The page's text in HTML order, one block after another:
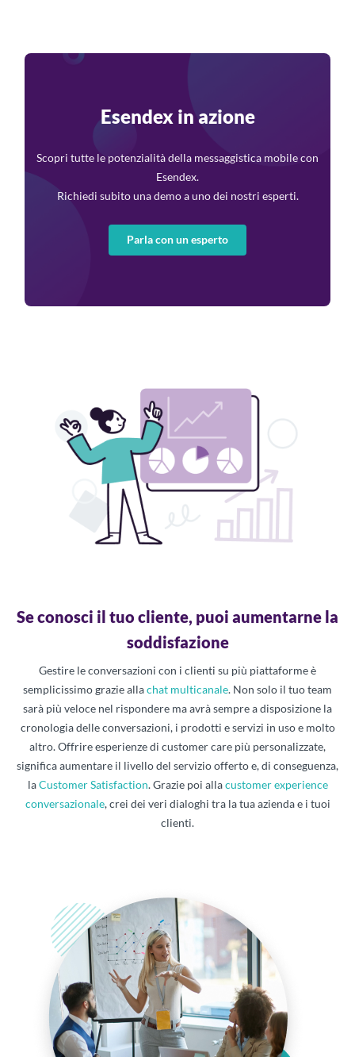
Esendex in azione
Scopri tutte le potenzialità della messaggistica mobile con
Esendex.
Richiedi subito una demo a uno dei nostri esperti.
Parla con un esperto
Se conosci il tuo cliente, puoi aumentarne la
soddisfazione
Gestire le conversazioni con i clienti su più piattaforme è
semplicissimo grazie allachat multicanale. Non solo il tuo team
sarà più veloce nel rispondere ma avrà sempre a disposizione la
cronologia delle conversazioni, i prodotti e servizi in uso e molto
altro. Offrire esperienze di customer care più personalizzate,
significa aumentare il livello del servizio offerto e, di conseguenza,
laCustomer Satisfaction. Grazie poi allacustomer experience
conversazionale, crei dei veri dialoghi tra la tua azienda e i tuoi
clienti.